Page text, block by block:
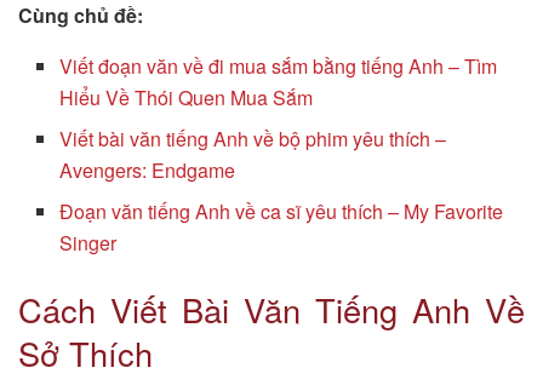
Cùng chủ đề:
Viết đoạn văn về đi mua sắm bằng tiếng Anh – Tìm
Hiểu Về Thói Quen Mua Sắm
Viết bài văn tiếng Anh về bộ phim yêu thích –
Avengers: Endgame
Đoạn văn tiếng Anh về ca sĩ yêu thích – My Favorite
Singer
Cách Viết Bài Văn Tiếng Anh Về
Sở Thích